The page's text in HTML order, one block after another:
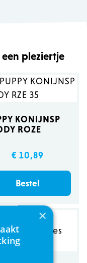
pleziertje
KONIJNSP
ROZE
€ 10,89
Bestel
×